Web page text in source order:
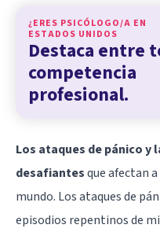
¿ERES PSICÓLOGO/A EN
ESTADOS UNIDOS
Destaca entre
competencia
profesional.
Los ataques de pánico y
desafiantesque afectan
mundo. Los ataques de
episodios repentinos de